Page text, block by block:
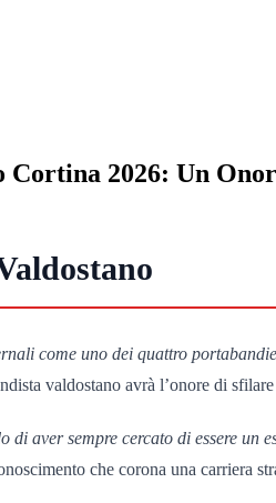
2026: Un
come uno dei quattro
valdostano avrà l’onore di
aver sempre cercato di essere un
che corona una carriera